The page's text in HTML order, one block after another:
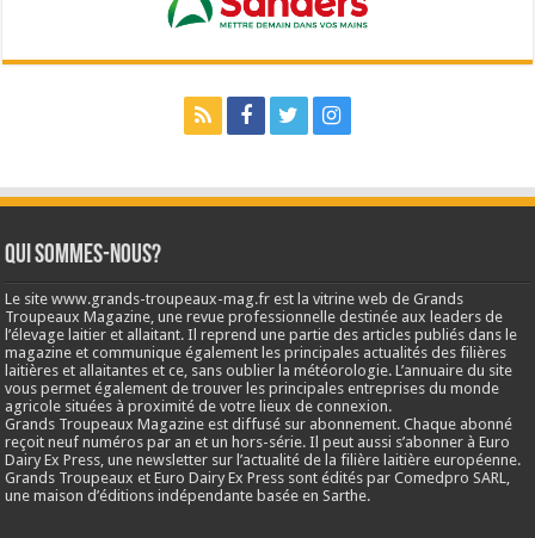
Qui sommes-nous?
Le site www.grands-troupeaux-mag.fr est la vitrine web de Grands
Troupeaux Magazine, une revue professionnelle destinée aux leaders de
l’élevage laitier et allaitant. Il reprend une partie des articles publiés dans le
magazine et communique également les principales actualités des filières
laitières et allaitantes et ce, sans oublier la météorologie. L’annuaire du site
vous permet également de trouver les principales entreprises du monde
agricole situées à proximité de votre lieux de connexion.
Grands Troupeaux Magazine est diffusé sur abonnement. Chaque abonné
reçoit neuf numéros par an et un hors-série. Il peut aussi s’abonner à Euro
Dairy Ex Press, une newsletter sur l’actualité de la filière laitière européenne.
Grands Troupeaux et Euro Dairy Ex Press sont édités par Comedpro SARL,
une maison d’éditions indépendante basée en Sarthe.